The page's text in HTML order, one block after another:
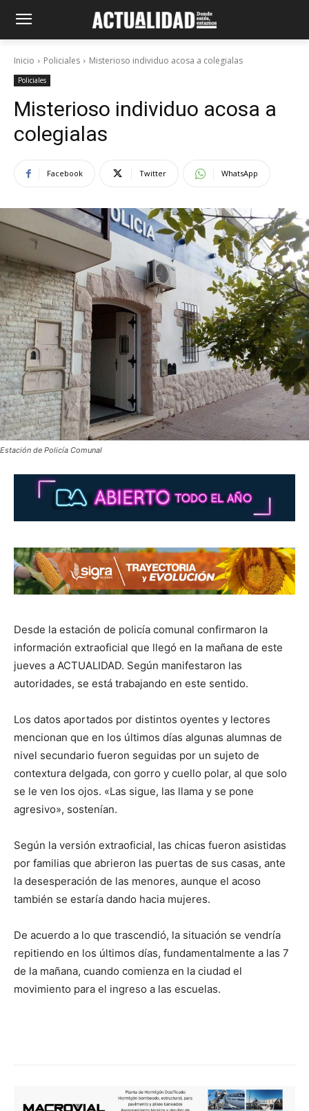
Inicio Policiales Misterioso individuo acosa a colegialas
Policiales
Misterioso individuo acosa a
colegialas
Facebook Twitter WhatsApp
Estación de Policía Comunal
Desde la estación de policía comunal confirmaron la
información extraoficial que llegó en la mañana de este
jueves a ACTUALIDAD. Según manifestaron las
autoridades, se está trabajando en este sentido.
Los datos aportados por distintos oyentes y lectores
mencionan que en los últimos días algunas alumnas de
nivel secundario fueron seguidas por un sujeto de
contextura delgada, con gorro y cuello polar, al que solo
se le ven los ojos. «Las sigue, las llama y se pone
agresivo», sostenían.
Según la versión extraoficial, las chicas fueron asistidas
por familias que abrieron las puertas de sus casas, ante
la desesperación de las menores, aunque el acoso
también se estaría dando hacia mujeres.
De acuerdo a lo que trascendió, la situación se vendría
repitiendo en los últimos días, fundamentalmente a las 7
de la mañana, cuando comienza en la ciudad el
movimiento para el ingreso a las escuelas.